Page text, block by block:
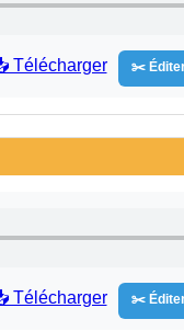
Télécharger ✂️
Télécharger ✂️